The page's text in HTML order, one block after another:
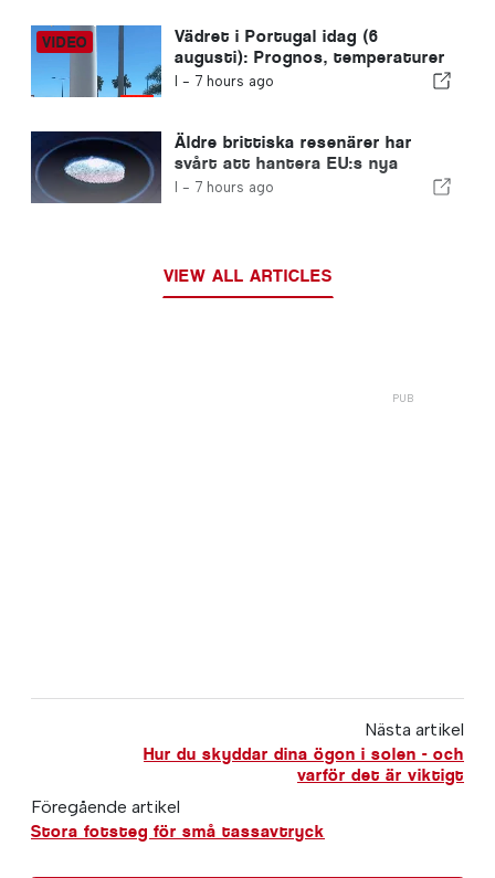
Vädret i Portugal idag (6
augusti): Prognos, temperaturer
och vad man kan förvänta sig
I - 7 hours ago
Äldre brittiska resenärer har
svårt att hantera EU:s nya
fingeravtryckskontroller
I - 7 hours ago
VIEW ALL ARTICLES
Nästa artikel
Hur du skyddar dina ögon i solen - och
varför det är viktigt
Föregående artikel
Stora fotsteg för små tassavtryck